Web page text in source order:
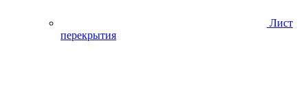
Лист
перекрытия